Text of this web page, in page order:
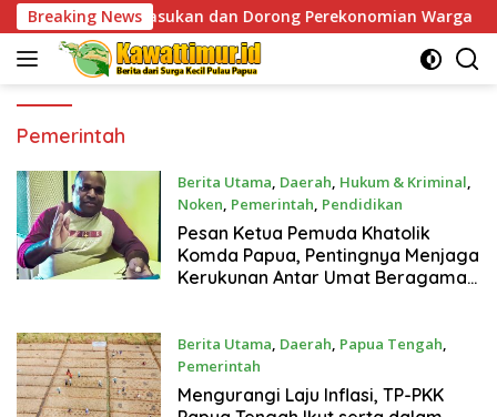
Skip
to
content
Breaking News
Pasukan dan Dorong Perekonomian Warga
Pemerintah
Berita Utama, Daerah, Hukum & Kriminal,
Noken, Pemerintah, Pendidikan
March 14, 2024
Pesan Ketua Pemuda Khatolik
Komda Papua, Pentingnya Menjaga
Kerukunan Antar Umat Beragama
Berita Utama, Daerah, Papua Tengah,
Pemerintah
March 6, 2024
Mengurangi Laju Inflasi, TP-PKK